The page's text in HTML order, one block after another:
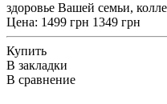
здоровье Вашей семьи,
Цена: 1499 грн 1349 грн
Купить
В закладки
В сравнение